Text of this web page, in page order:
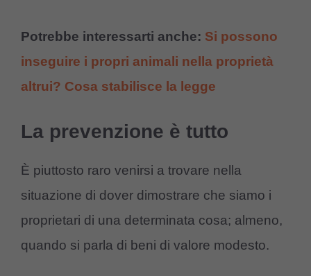
Potrebbe interessarti anche: Si possono
inseguire i propri animali nella proprietà
altrui? Cosa stabilisce la legge
La prevenzione è tutto
È piuttosto raro venirsi a trovare nella
situazione di dover dimostrare che siamo i
proprietari di una determinata cosa; almeno,
quando si parla di beni di valore modesto.